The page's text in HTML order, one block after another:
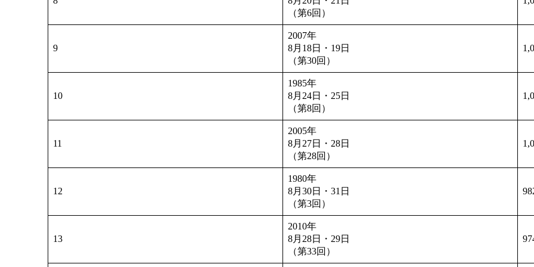
（第6回）
9
2007年
8月18日・19日
（第30回）
10
1985年
8月24日・25日
（第8回）
11
2005年
8月27日・28日
（第28回）
12
1980年
8月30日・31日
（第3回）
13
2010年
8月28日・29日
（第33回）